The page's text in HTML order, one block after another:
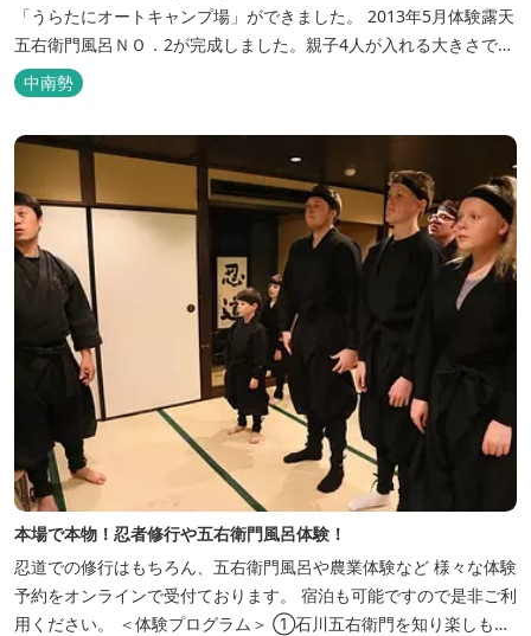
「うらたにオートキャンプ場」ができました。 2013年5月体験露天
五右衛門風呂ＮＯ．2が完成しました。親子4人が入れる大きさで
す。中には腰掛けもあり、ゆっくり、星やホタルを見る事ができま
す。ひのきの香り漂う特製五右衛門風呂を自分で沸かし、入浴しま
ださい。
中南勢
本場で本物！忍者修行や五右衛門風呂体験！
忍道での修行はもちろん、五右衛門風呂や農業体験など 様々な体験
予約をオンラインで受付ております。 宿泊も可能ですので是非ご利
用ください。 ＜体験プログラム＞ ①石川五右衛門を知り楽しも